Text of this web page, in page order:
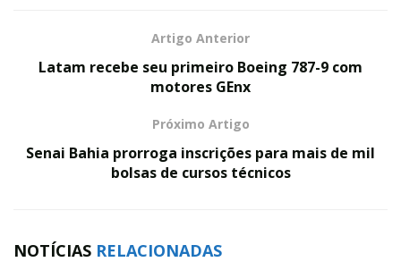
Artigo Anterior
Latam recebe seu primeiro Boeing 787-9 com
motores GEnx
Próximo Artigo
Senai Bahia prorroga inscrições para mais de mil
bolsas de cursos técnicos
NOTÍCIAS RELACIONADAS